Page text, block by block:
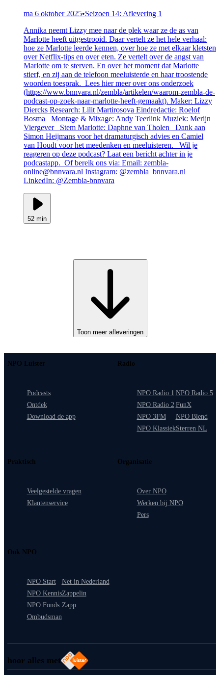
ma 6 oktober 2025•Seizoen 14: Aflevering 1
Annika neemt Lizzy mee naar de plek waar ze de as van
Marlotte heeft uitgestrooid. Daar vertelt ze het hele verhaal:
hoe ze Marlotte leerde kennen, over hoe ze met elkaar kletsten
over Netflix-tips en over eten. Ze vertelt over de angst van
Marlotte om te sterven. En over het moment dat Marlotte
stierf, en zij aan de telefoon meeluisterde en haar troostende
woorden toesprak. Lees hier meer over ons onderzoek
(https://www.bnnvara.nl/zembla/artikelen/waarom-zembla-de-
podcast-op-zoek-naar-marlotte-heeft-gemaakt). Maker: Lizzy
Diercks Research: Lilit Martirosova Eindredactie: Roelof
Bosma Montage & Mixage: Andy Teerlink Muziek: Merijn
Viergever Stem Marlotte: Daphne van Tholen Dank aan
Simon Heijmans voor het dramaturgisch advies en Camiel
van Houdt voor het meedenken en meeluisteren. Wil je
reageren op deze podcast? Laat een bericht achter in je
podcastapp. Of bereik ons via: Email: zembla-
online@bnnvara.nl Instagram: @zembla_bnnvara.nl
LinkedIn: @Zembla-bnnvara
52 min
Toon meer afleveringen
hoor alles met
NPO Luister
Podcasts
Ontdek
Download de app
Radio
NPO Radio 1
NPO Radio 2
NPO 3FM
NPO Klassiek
NPO Radio 5
FunX
NPO Blend
Sterren NL
Praktisch
Veelgestelde vragen
Klantenservice
Organisatie
Over NPO
Werken bij NPO
Pers
Ook NPO
NPO Start
NPO Kennis
NPO Fonds
Ombudsman
Net in Nederland
Zappelin
Zapp